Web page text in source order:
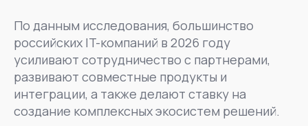
По данным исследования, большинство
российских IT-компаний в 2026 году
усиливают сотрудничество с партнерами,
развивают совместные продукты и
интеграции, а также делают ставку на
создание комплексных экосистем решений.